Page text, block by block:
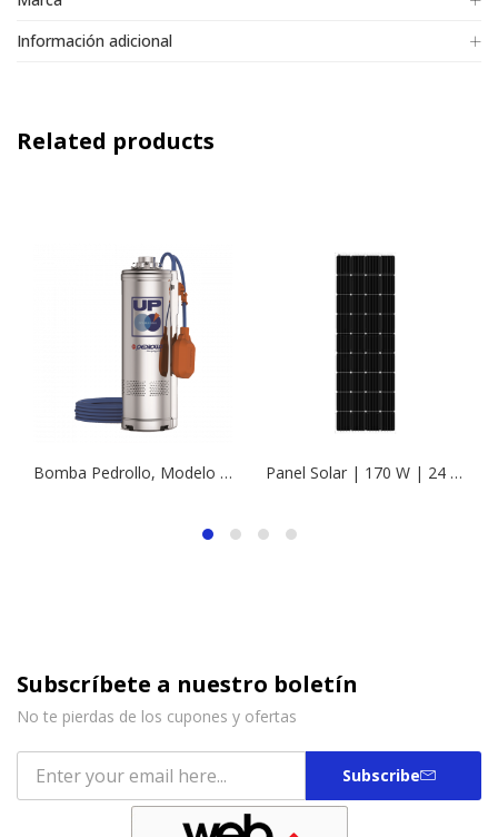
Información adicional
Related products
Bomba Pedrollo, Modelo UPm 2/2 | 0,5 HP | 220 V | 4,4 Amp | 1 ¼” | (2 Etapas) Panel Solar | 170 W | 24 V | CU (UM) | (Se necesitan 6 para Fluid Solar, modelo de 750 W)
Subscríbete a nuestro boletín
No te pierdas de los cupones y ofertas
Subscribe